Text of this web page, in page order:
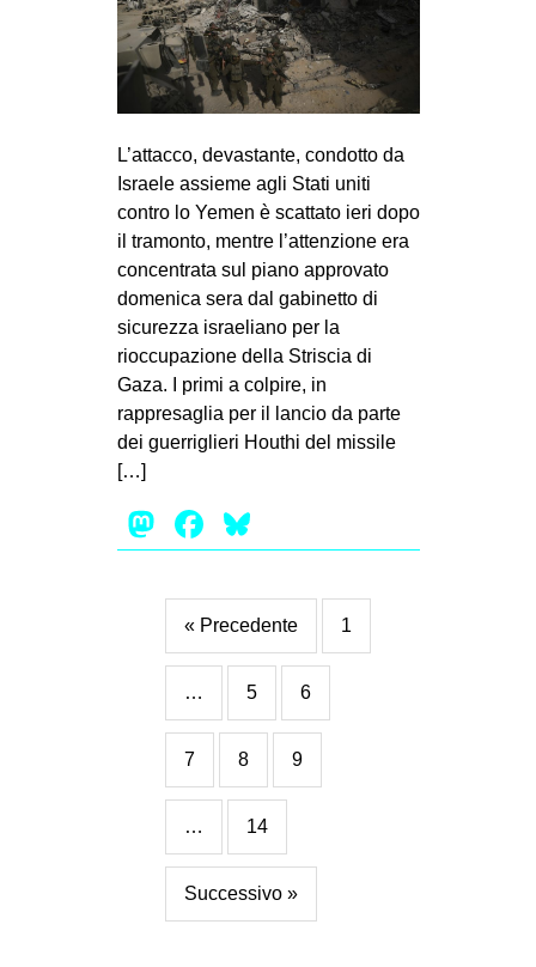
L’attacco, devastante, condotto da
Israele assieme agli Stati uniti
contro lo Yemen è scattato ieri dopo
il tramonto, mentre l’attenzione era
concentrata sul piano approvato
domenica sera dal gabinetto di
sicurezza israeliano per la
rioccupazione della Striscia di
Gaza. I primi a colpire, in
rappresaglia per il lancio da parte
dei guerriglieri Houthi del missile
[…]
Mastodon
Facebook
« Precedente 1
… 5 6
7 8 9
… 14
Successivo »